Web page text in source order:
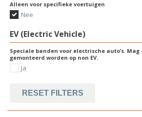
Alleen voor specifieke voertuigen
Nee
EV (Electric Vehicle)
Speciale banden voor electrische auto’s. Mag
gemonteerd worden op non EV.
Ja
RESET FILTERS